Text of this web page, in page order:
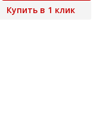
Купить в 1 клик